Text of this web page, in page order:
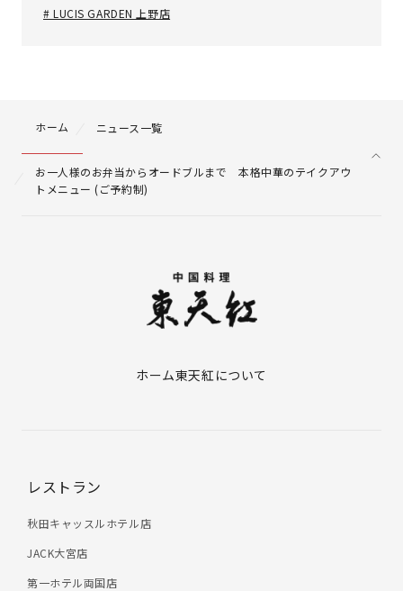
# LUCIS GARDEN 上野店
ホーム ニュース一覧
お一人様のお弁当からオードブルまで 本格中華のテイクアウ
トメニュー (ご予約制)
ホーム東天紅について
レストラン
秋田キャッスルホテル店
JACK大宮店
第一ホテル両国店